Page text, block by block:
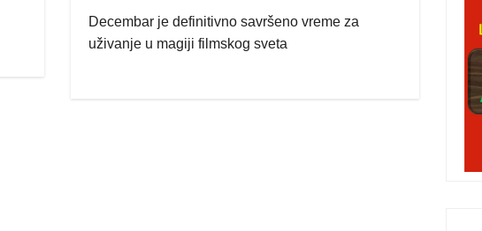
Decembar je definitivno savršeno vreme za
uživanje u magiji filmskog sveta